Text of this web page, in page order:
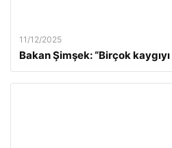
11/12/2025
Bakan Şimşek: “Birçok kaygıyı